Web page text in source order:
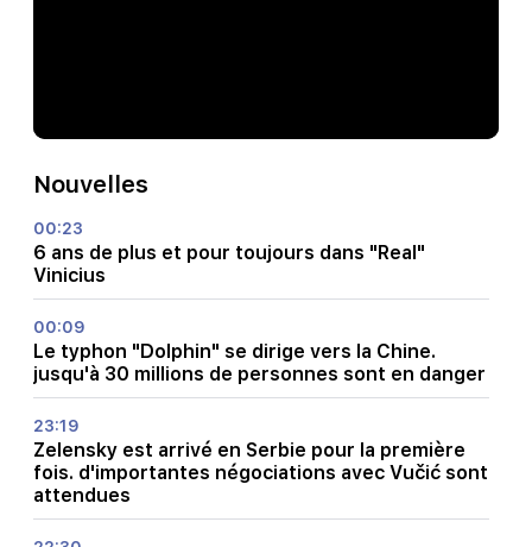
Nouvelles
00:23
6 ans de plus et pour toujours dans "Real"
Vinicius
00:09
Le typhon "Dolphin" se dirige vers la Chine.
jusqu'à 30 millions de personnes sont en danger
23:19
Zelensky est arrivé en Serbie pour la première
fois. d'importantes négociations avec Vučić sont
attendues